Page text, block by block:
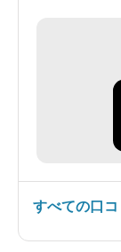
ちがなかっ
た。浴場は
息所まで距
たるところ
すべての口